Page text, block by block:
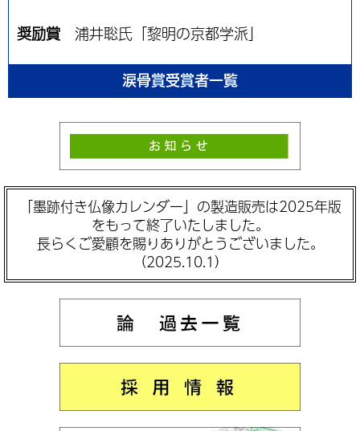
奨励賞 浦井聡氏「黎明の京都学派」
涙骨賞受賞者一覧
「墨跡付き仏像カレンダー」の製造販売は2025年版
をもって終了いたしました。
長らくご愛顧を賜りありがとうございました。
（2025.10.1）